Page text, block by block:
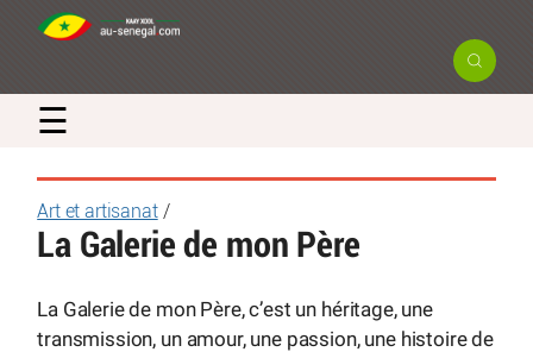
☰
Art et artisanat/
La Galerie de mon Père
La Galerie de mon Père, c’est un héritage, une
transmission, un amour, une passion, une histoire de